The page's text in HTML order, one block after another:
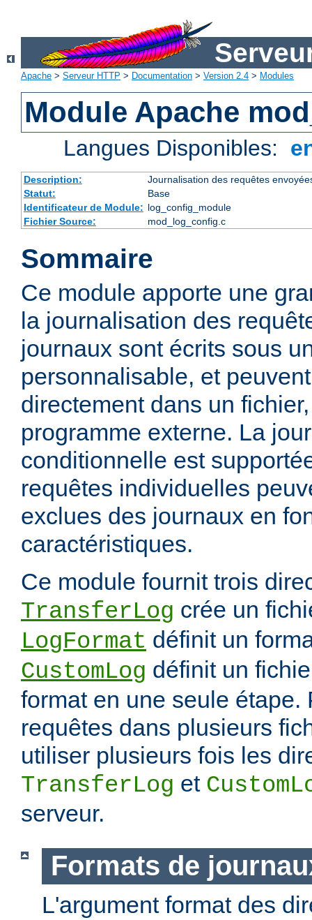
Apache > Serveur HTTP > Documentation > Version 2.4 > Modules
Module Apache
Langues Disponibles:
Description:
Journalisation des requêtes
Statut:
Base
Identificateur de Module: log_config_module
Fichier Source:
mod_log_config.c
Sommaire
Ce module apporte une
la journalisation des
journaux sont écrits sous
personnalisable, et
directement dans un
programme externe. La
conditionnelle est
requêtes individuelles
exclues des journaux en
caractéristiques.
Ce module fournit trois
TransferLog crée un
LogFormat définit un
CustomLog définit un
format en une seule étape.
requêtes dans plusieurs
utiliser plusieurs fois les
TransferLog et
serveur.
Formats de
L'argument format des